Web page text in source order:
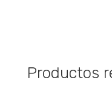
Productos